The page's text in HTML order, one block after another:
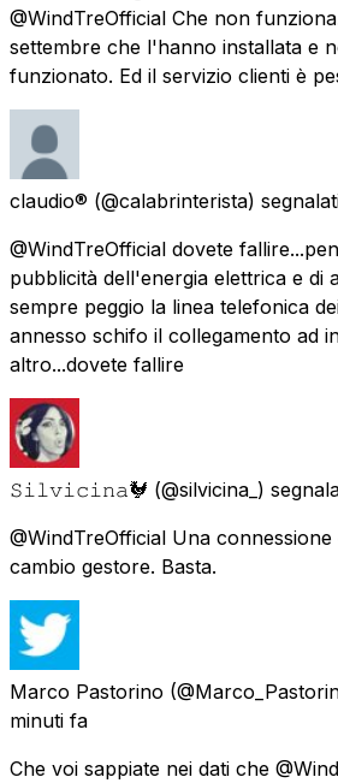
@WindTreOfficial Che non
settembre che l'hanno installata e
funzionato. Ed il servizio clienti è
claudio® (@calabrinterista)
@WindTreOfficial dovete
pubblicità dell'energia elettrica e di
sempre peggio la linea telefonica
annesso schifo il collegamento ad
altro...dovete fallire
𝚂𝚒𝚕𝚟𝚒𝚌𝚒𝚗𝚊🐓 (@silvicina_)
@WindTreOfficial Una
cambio gestore. Basta.
Marco Pastorino
minuti fa
Che voi sappiate nei dati che